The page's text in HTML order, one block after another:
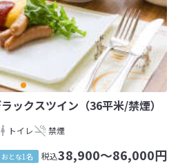
ックスツイン（36平米/禁煙）
トイレ 禁煙
おとな1名 税込38,900～86,000円